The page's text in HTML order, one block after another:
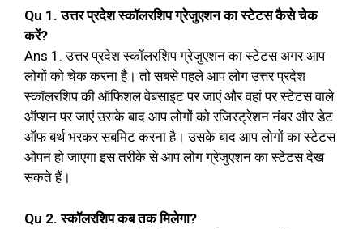
Qu 1. उत्तर प्रदेश स्कॉलरशिप ग्रेजुएशन का स्टेटस कैसे चेक
करें?
Ans 1. उत्तर प्रदेश स्कॉलरशिप ग्रेजुएशन का स्टेटस अगर आप
लोगों को चेक करना है। तो सबसे पहले आप लोग उत्तर प्रदेश
स्कॉलरशिप की ऑफिशल वेबसाइट पर जाएं और वहां पर स्टेटस वाले
ऑप्शन पर जाएं उसके बाद आप लोगों को रजिस्ट्रेशन नंबर और डेट
ऑफ बर्थ भरकर सबमिट करना है। उसके बाद आप लोगों का स्टेटस
ओपन हो जाएगा इस तरीके से आप लोग ग्रेजुएशन का स्टेटस देख
सकते हैं।
Qu 2. स्कॉलरशिप कब तक मिलेगा?